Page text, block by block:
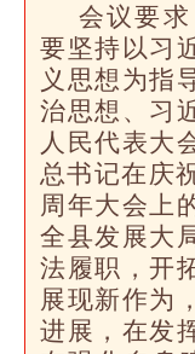
会议要
要坚持以习
义思想为指
治思想、习
人民代表大
总书记在庆
周年大会上
全县发展大
法履职，开
展现新作为
进展，在发